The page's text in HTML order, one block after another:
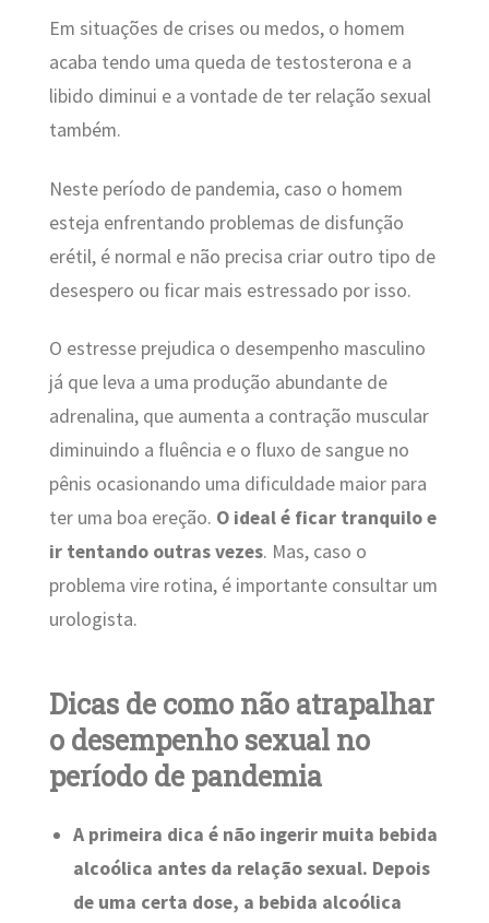
Em situações de crises ou medos, o homem
acaba tendo uma queda de testosterona e a
libido diminui e a vontade de ter relação sexual
também.
Neste período de pandemia, caso o homem
esteja enfrentando problemas de disfunção
erétil, é normal e não precisa criar outro tipo de
desespero ou ficar mais estressado por isso.
O estresse prejudica o desempenho masculino
já que leva a uma produção abundante de
adrenalina, que aumenta a contração muscular
diminuindo a fluência e o fluxo de sangue no
pênis ocasionando uma dificuldade maior para
ter uma boa ereção. O ideal é ficar tranquilo e
ir tentando outras vezes. Mas, caso o
problema vire rotina, é importante consultar um
urologista.
Dicas de como não atrapalhar
o desempenho sexual no
período de pandemia
A primeira dica é não ingerir muita bebida
alcoólica antes da relação sexual. Depois
de uma certa dose, a bebida alcoólica